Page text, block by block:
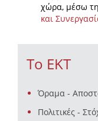
χώρα, μέσω
και
Το ΕΚΤ
Όραμα -
Πολιτικές -